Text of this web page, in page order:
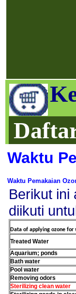
Waktu
Waktu Pemakaian
Berikut ini
diikuti
Data of applying ozone
Treated Water
Aquarium; ponds
Bath water
Pool water
Removing odors
Sterilizing clean water